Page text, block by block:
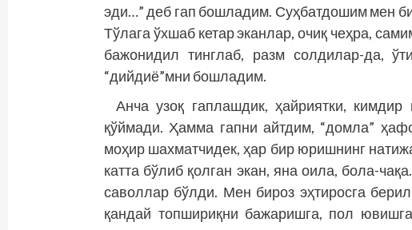
эди…” деб гап бошладим. Суҳбатдошим мен
Тўлага ўхшаб кетар эканлар, очиқ чеҳра,
бажонидил тинглаб, разм солдилар-да,
“дийдиё”мни бошладим.
Анча узоқ гаплашдик, ҳайриятки,
қўймади. Ҳамма гапни айтдим, “домла”
моҳир шахматчидек, ҳар бир юришнинг
катта бўлиб қолган экан, яна оила, бола-
саволлар бўлди. Мен бироз эҳтиросга
қандай топшириқни бажаришга, пол